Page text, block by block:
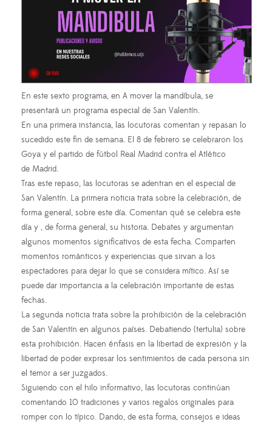
En este sexto programa, en A mover la mandíbula, se
presentará un programa especial de San Valentín.
En una primera instancia, las locutoras comentan y repasan lo
sucedido este fin de semana. El 8 de febrero se celebraron los
Goya y el partido de fútbol Real Madrid contra el Atlético
de Madrid.
Tras este repaso, las locutoras se adentran en el especial de
San Valentín. La primera noticia trata sobre la celebración, de
forma general, sobre este día. Comentan qué se celebra este
día y , de forma general, su historia. Debates y argumentan
algunos momentos significativos de esta fecha. Comparten
momentos románticos y experiencias que sirvan a los
espectadores para dejar lo que se considera mítico. Así se
puede dar importancia a la celebración importante de estas
fechas.
La segunda noticia trata sobre la prohibición de la celebración
de San Valentín en algunos países. Debatiendo (tertulia) sobre
esta prohibición. Hacen énfasis en la libertad de expresión y la
libertad de poder expresar los sentimientos de cada persona sin
el temor a ser juzgados.
Siguiendo con el hilo informativo, las locutoras continúan
comentando 10 tradiciones y varios regalos originales para
romper con lo típico. Dando, de esta forma, consejos e ideas